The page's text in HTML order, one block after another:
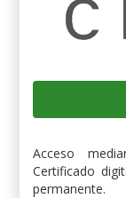
Acceso
Certificado
permanente.